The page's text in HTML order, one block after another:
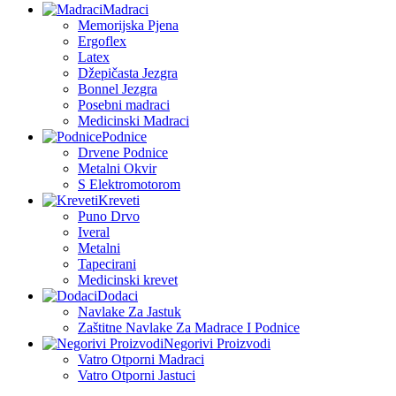
Madraci
Memorijska Pjena
Ergoflex
Latex
Džepičasta Jezgra
Bonnel Jezgra
Posebni madraci
Medicinski Madraci
Podnice
Drvene Podnice
Metalni Okvir
S Elektromotorom
Kreveti
Puno Drvo
Iveral
Metalni
Tapecirani
Medicinski krevet
Dodaci
Navlake Za Jastuk
Zaštitne Navlake Za Madrace I Podnice
Negorivi Proizvodi
Vatro Otporni Madraci
Vatro Otporni Jastuci